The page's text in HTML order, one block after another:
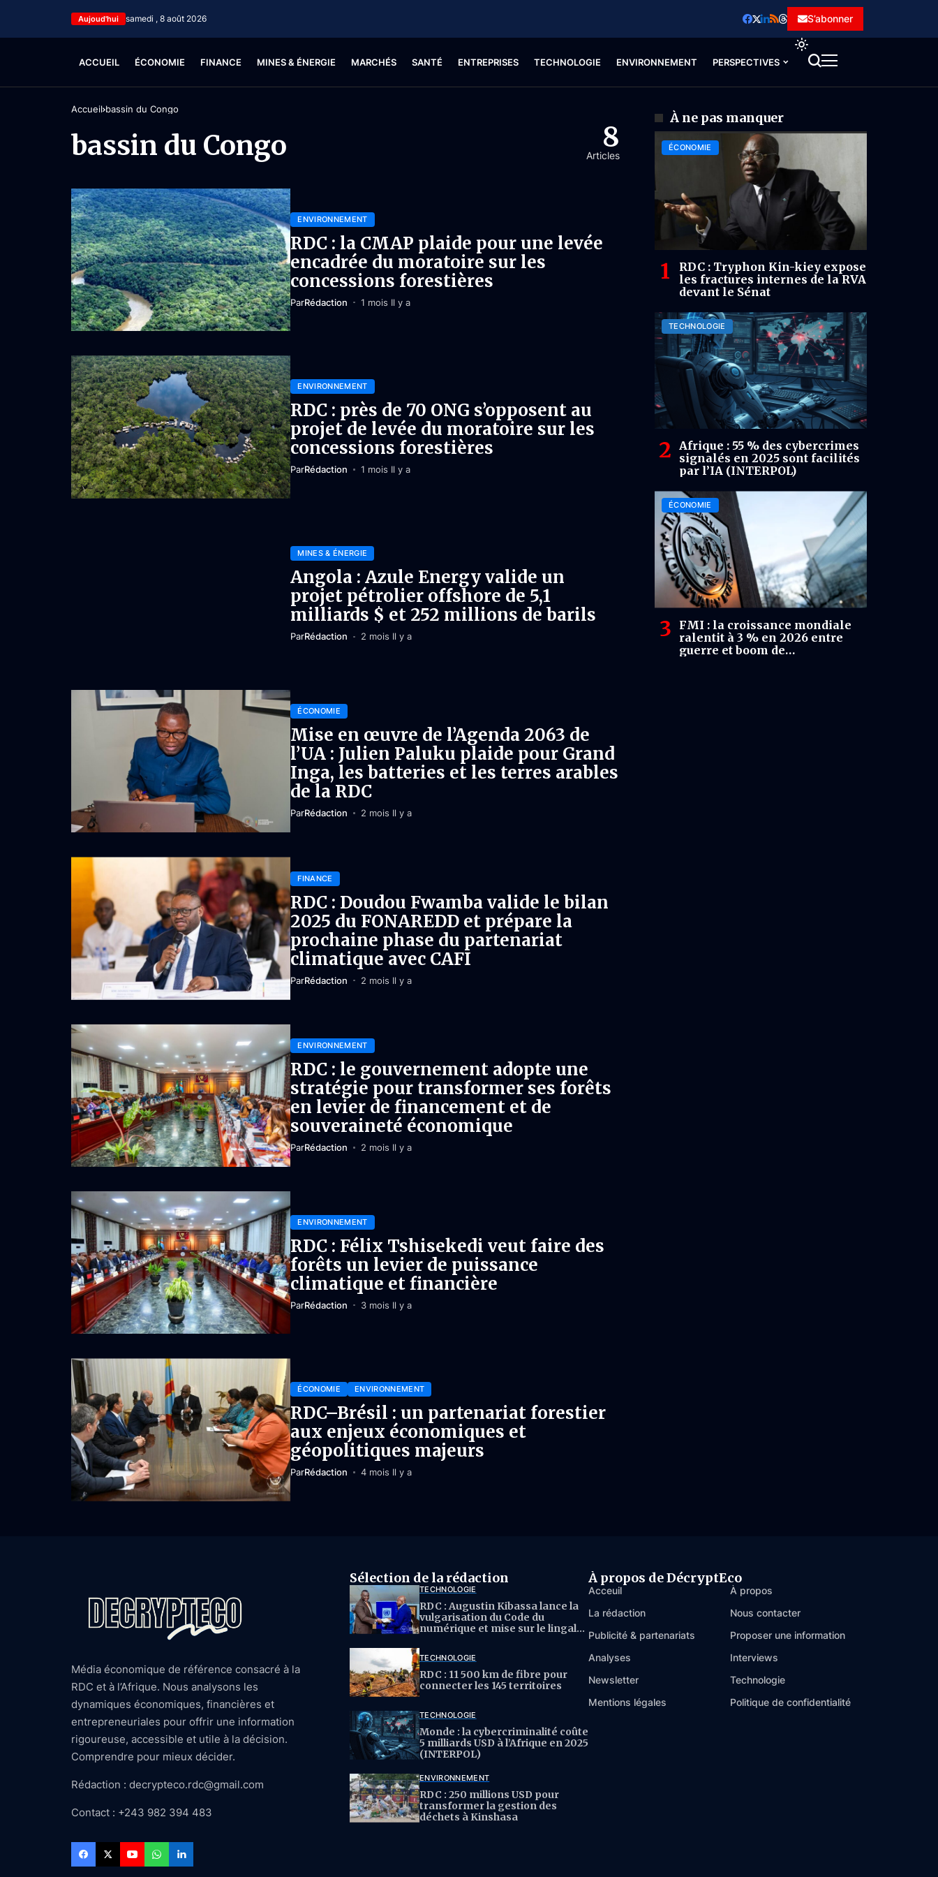
Aujoud'hui samedi , 8 août 2026 S’abonner
ACCUEIL ÉCONOMIE FINANCE MINES & ÉNERGIE MARCHÉS SANTÉ ENTREPRISES TECHNOLOGIE ENVIRONNEMENT PERSPECTIVES
Accueil bassin du Congo
bassin du Congo 8
Articles
ENVIRONNEMENT
RDC : la CMAP plaide pour une levée
encadrée du moratoire sur les
concessions forestières
ParRédaction 1 mois Il y a
ENVIRONNEMENT
RDC : près de 70 ONG s’opposent au
projet de levée du moratoire sur les
concessions forestières
ParRédaction 1 mois Il y a
MINES & ÉNERGIE
Angola : Azule Energy valide un
projet pétrolier offshore de 5,1
milliards $ et 252 millions de barils
ParRédaction 2 mois Il y a
ÉCONOMIE
Mise en œuvre de l’Agenda 2063 de
l’UA : Julien Paluku plaide pour Grand
Inga, les batteries et les terres arables
de la RDC
ParRédaction 2 mois Il y a
FINANCE
RDC : Doudou Fwamba valide le bilan
2025 du FONAREDD et prépare la
prochaine phase du partenariat
climatique avec CAFI
ParRédaction 2 mois Il y a
ENVIRONNEMENT
RDC : le gouvernement adopte une
stratégie pour transformer ses forêts
en levier de financement et de
souveraineté économique
ParRédaction 2 mois Il y a
ENVIRONNEMENT
RDC : Félix Tshisekedi veut faire des
forêts un levier de puissance
climatique et financière
ParRédaction 3 mois Il y a
ÉCONOMIE ENVIRONNEMENT
RDC–Brésil : un partenariat forestier
aux enjeux économiques et
géopolitiques majeurs
ParRédaction 4 mois Il y a
À ne pas manquer
ÉCONOMIE
RDC : Tryphon Kin-kiey expose
les fractures internes de la RVA
devant le Sénat
TECHNOLOGIE
Afrique : 55 % des cybercrimes
signalés en 2025 sont facilités
par l’IA (INTERPOL)
ÉCONOMIE
FMI : la croissance mondiale
ralentit à 3 % en 2026 entre
guerre et boom de
Média économique de référence consacré à la
RDC et à l’Afrique. Nous analysons les
dynamiques économiques, financières et
entrepreneuriales pour offrir une information
rigoureuse, accessible et utile à la décision.
Comprendre pour mieux décider.
Rédaction : decrypteco.rdc@gmail.com
Contact : +243 982 394 483
Sélection de la rédaction
TECHNOLOGIE
RDC : Augustin Kibassa lance la
vulgarisation du Code du
numérique et mise sur le lingala
TECHNOLOGIE
RDC : 11 500 km de fibre pour
connecter les 145 territoires
TECHNOLOGIE
Monde : la cybercriminalité coûte
5 milliards USD à l’Afrique en 2025
(INTERPOL)
ENVIRONNEMENT
RDC : 250 millions USD pour
transformer la gestion des
déchets à Kinshasa
À propos de DécryptEco
Acceuil
À propos
La rédaction
Nous contacter
Publicité & partenariats
Proposer une information
Analyses
Interviews
Newsletter
Technologie
Mentions légales
Politique de confidentialité